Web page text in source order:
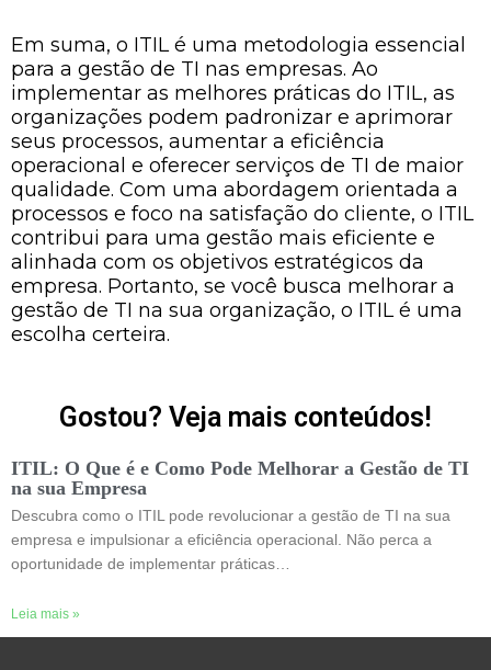
Em suma, o ITIL é uma metodologia essencial
para a gestão de TI nas empresas. Ao
implementar as melhores práticas do ITIL, as
organizações podem padronizar e aprimorar
seus processos, aumentar a eficiência
operacional e oferecer serviços de TI de maior
qualidade. Com uma abordagem orientada a
processos e foco na satisfação do cliente, o ITIL
contribui para uma gestão mais eficiente e
alinhada com os objetivos estratégicos da
empresa. Portanto, se você busca melhorar a
gestão de TI na sua organização, o ITIL é uma
escolha certeira.
Gostou? Veja mais conteúdos!
ITIL: O Que é e Como Pode Melhorar a Gestão de TI
na sua Empresa
Descubra como o ITIL pode revolucionar a gestão de TI na sua
empresa e impulsionar a eficiência operacional. Não perca a
oportunidade de implementar práticas…
Leia mais »